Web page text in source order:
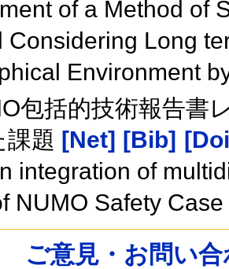
of a Method of
Considering Long
Environment
包括的技術報告書
課題 [Net] [Bib]
integration of
NUMO Safety Case
ご意見・お問い